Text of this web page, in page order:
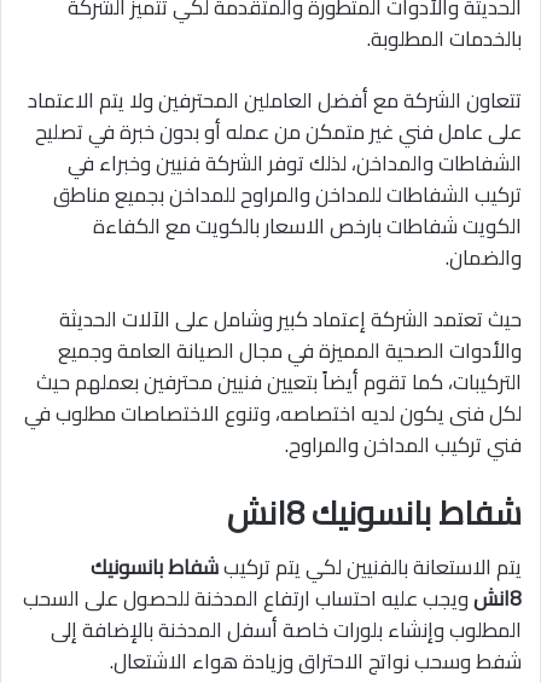
بالخدمات المطلوبة.
تتعاون الشركة مع أفضل العاملين المحترفين ولا يتم الاعتماد
على عامل فني غير متمكن من عمله أو بدون خبرة في تصليح
الشفاطات والمداخن، لذلك توفر الشركة فنيين وخبراء في
تركيب الشفاطات للمداخن والمراوح للمداخن بجميع مناطق
الكويت شفاطات بارخص الاسعار بالكويت مع الكفاءة
والضمان.
حيث تعتمد الشركة إعتماد كبير وشامل على الآلات الحديثة
والأدوات الصحية المميزة في مجال الصيانة العامة وجميع
التركيبات، كما تقوم أيضاً بتعيين فنيين محترفين بعملهم حيث
لكل فنى يكون لديه اختصاصه، وتنوع الاختصاصات مطلوب في
فني تركيب المداخن والمراوح.
شفاط بانسونيك 8انش
يتم الاستعانة بالفنيين لكي يتم تركيبشفاط بانسونيك
8انش
ويجب عليه احتساب ارتفاع المدخنة للحصول على السحب
المطلوب وإنشاء بلورات خاصة أسفل المدخنة بالإضافة إلى
شفط وسحب نواتج الاحتراق وزيادة هواء الاشتعال.